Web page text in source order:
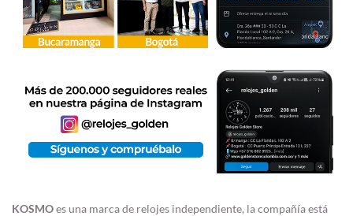
KOSMOes una marca de relojes independiente, la compañía está